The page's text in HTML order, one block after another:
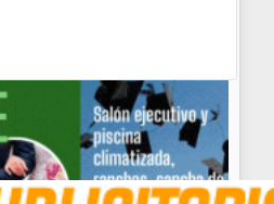
en los equipos que jugó